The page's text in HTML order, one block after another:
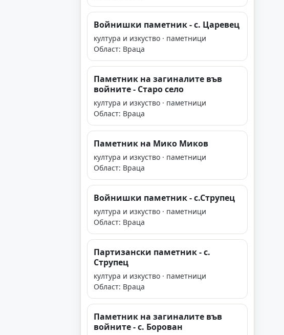
Войнишки паметник - с. Царевец
култура и изкуство · паметници
Област: Враца
Паметник на загиналите във
войните - Старо село
култура и изкуство · паметници
Област: Враца
Паметник на Мико Миков
култура и изкуство · паметници
Област: Враца
Войнишки паметник - с.Струпец
култура и изкуство · паметници
Област: Враца
Партизански паметник - с.
Струпец
култура и изкуство · паметници
Област: Враца
Паметник на загиналите във
войните - с. Борован